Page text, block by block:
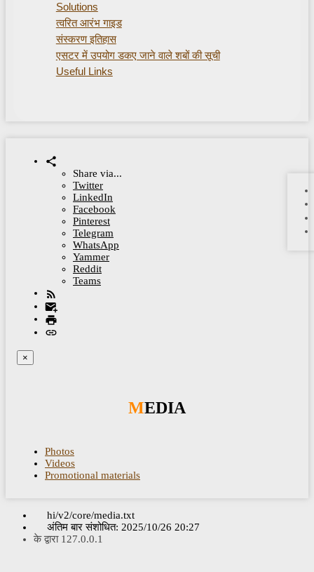
Solutions
त्वरित आरंभ गाइड
संस्करण इतिहास
एसटर में उपयोग डकए जाने वाले शबों की सूची
Useful Links
Share via...
Twitter
LinkedIn
Facebook
Pinterest
Telegram
WhatsApp
Yammer
Reddit
Teams
×
MEDIA
Photos
Videos
Promotional materials
hi/v2/core/media.txt
अंतिम बार संशोधित: 2025/10/26 20:27
के द्वारा 127.0.0.1